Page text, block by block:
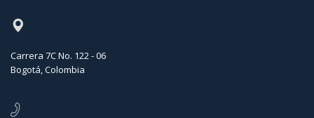
Carrera 7C No. 122 - 06
Bogotá, Colombia